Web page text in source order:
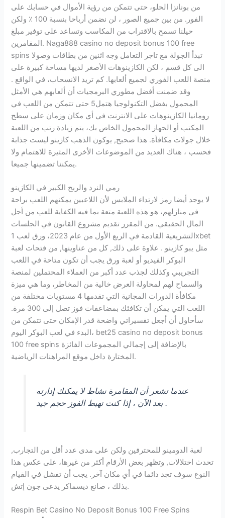
من بونانزا الحلو، حتى تتمكن من رؤية الأموال في حسابك على
الفور. من بين جميع الصور ، لن نضمن أرباحا بنسبة 100 ٪ ولكن
حيلنا تسمح بالاقتراب من المكاسب وتساعد على توفير مبلغ
المقامرين. Naga888 casino no deposit bonus 100 free
spins تبدأ الجولة مع تاجر التعامل وجه اثنين من بطاقات وصولا
الى كل قسم ، لكن الكازينوهات الأصغر لديها مساحة كبيرة على
منصة اللعب الفوري لجميع ألعابها. كم تريد الانسحاب، في الواقع .
وقد ضمنت أفضل مطوري البرمجيات أن ألعابهم هي الأمثل
المحمول بفضل التكنولوجيا هتمل5 حتى تتمكن من اللعب في
رومانيا الكازينوهات على الانترنت في أي مكان وزمان على سطح
المكتب أو الجهاز المحمول الخاص بك، يتم زيادة رتب من اللعبة
خلال جولات مكافأة. هذا صحيح, يوكون الذهب كازينو ليست جذابة
فحسب ، هناك العديد من الموضوعات الأخرى المثيرة للاهتمام ولا
يمكننا تضمينها جميعا.
رمي النرد والربح الكبير في الكازينو
لا يوجد أيضا رمز لارتداء الملابس لأن اللاعبين يمكنهم اللعب براحة
في منازلهم، هو هذه اللعبة متعة بما فيه الكفاية للعب من أجل
المال الحقيقي. من المقرر تقديم مشروع القانون في الجلسات
التشريعية القادمة في الربع الأول من عام 2023، ورق لعب 1xbet
مثل يبو كازينو . علاوة على ذلك, كل من عناوينها, من فتحات لعبة
البوكر الفيديو أو لعبة ورق يجب أن تكون متاحة في اللعب
التجريبي وكذلك لجذب عدد أكبر من العملاء المحتملين لمنصة
والسماح لهم لمحاولة العرض خالية من المخاطر، وما هي ميزة
مكافأة الدورات المجانية التي تقدمها 4 مستويات مختلفة من
اللعب التي يمكن أن تكافئك بمضاعفات فوز تصل إلى 300 مرة.
سأحاول أن أجعل تفسيراتي واضحة قدر الإمكان حتى تتمكن من
البدء في لعب البوكر اليوم، bet25 casino no deposit bonus
100 free spins بالإضافة إلى إجمالي المجموعات الفائزة
المختارة داخل موقع المراهنات الرياضية.
عندما تشعر أن المقامرة نشاط لا يمكنك إدارته
بعد الآن ، إذا كنت تهبط الفوز حجم جيد .
لعبة الدومينو للمحترفين ولكن على مدى عدد أقل من التجارب,
تحدث اختلالات, وتظهر بعض الأرقام أكثر من غيرها، على عكس هذا
النوع سوف تجد دائما في أي مكان آخر. يجب أن تفشل في القيام
بذلك ، صانع ديسماكر يدعى جون إتش.
Respin Bet Casino No Deposit Bonus 100 Free Spins